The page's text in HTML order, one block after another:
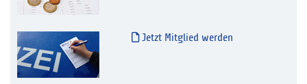
Jetzt Mitglied werden